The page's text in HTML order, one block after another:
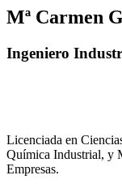
Mª Carmen
Ingeniero
Licenciada en
Química Industrial, y
Empresas.